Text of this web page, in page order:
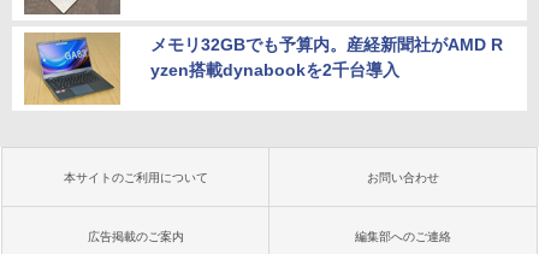
メモリ32GBでも予算内。産経新聞社がAMD R
yzen搭載dynabookを2千台導入
本サイトのご利用について お問い合わせ
広告掲載のご案内 編集部へのご連絡